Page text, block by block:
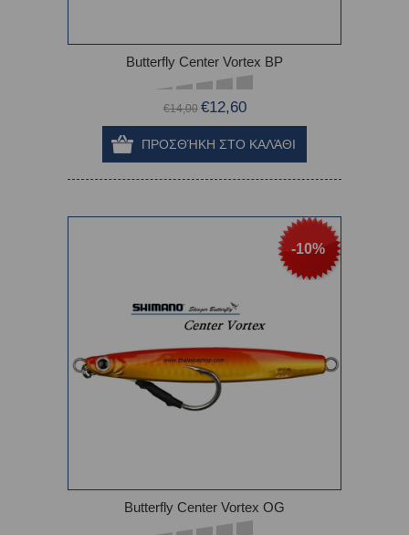
Butterfly Center Vortex BP
€14,00 €12,60
-10%
Butterfly Center Vortex OG